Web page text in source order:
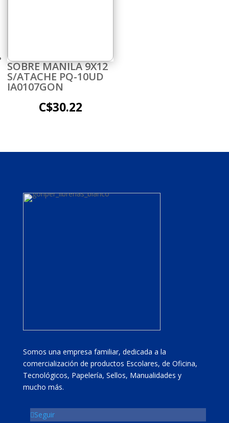
SOBRE MANILA 9X12
S/ATACHE PQ-10UD
IA0107GON
C$30.22
Somos una empresa familiar, dedicada a la
comercialización de productos Escolares, de Oficina,
Tecnológicos, Papelería, Sellos, Manualidades y
mucho más.
Seguir